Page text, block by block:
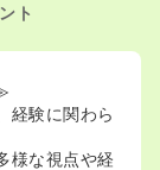
ト
経験に関わら
様な視点や経